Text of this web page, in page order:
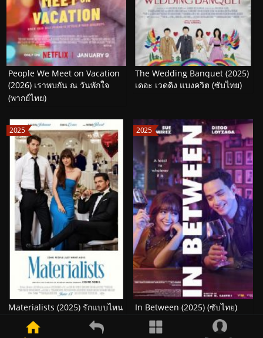
People We Meet on Vacation
(2026) เราพบกัน ณ วันพักใจ
(พากย์ไทย)
The Wedding Banquet (2025)
เดอะ เวดดิง แบงควิต (ซับไทย)
2025
Materialists (2025) รักแบบไหน
ที่ใจตามหา (พากย์ไทย)
2025
In Between (2025) (ซับไทย)